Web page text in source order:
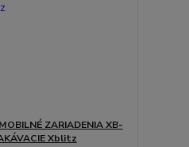
ZARIADENIA XB-
Xblitz